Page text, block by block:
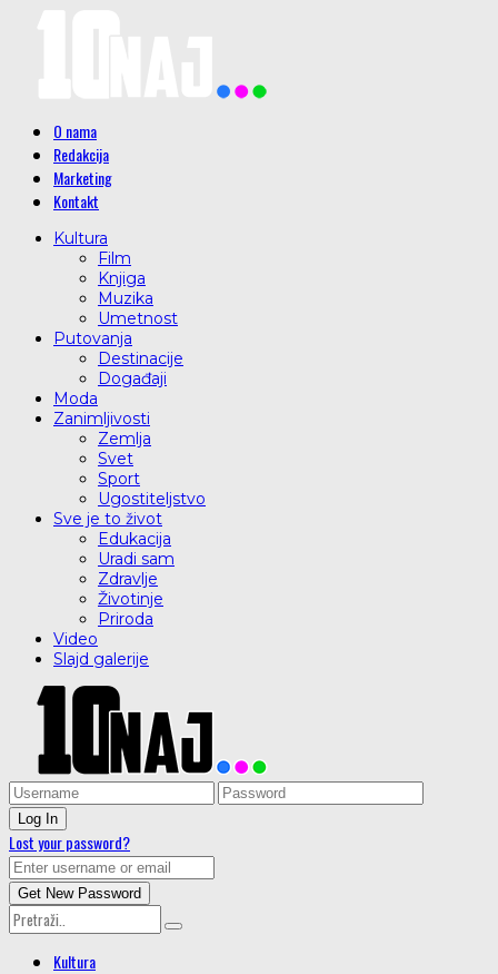
O nama
Redakcija
Marketing
Kontakt
Kultura
Film
Knjiga
Muzika
Umetnost
Putovanja
Destinacije
Događaji
Moda
Zanimljivosti
Zemlja
Svet
Sport
Ugostiteljstvo
Sve je to život
Edukacija
Uradi sam
Zdravlje
Životinje
Priroda
Video
Slajd galerije
Lost your password?
Kultura